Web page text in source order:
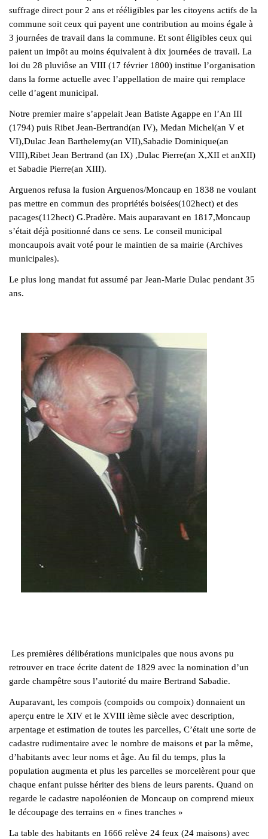
suffrage direct pour 2 ans et rééligibles par les citoyens actifs de la
commune soit ceux qui payent une contribution au moins égale à
3 journées de travail dans la commune. Et sont éligibles ceux qui
paient un impôt au moins équivalent à dix journées de travail. La
loi du 28 pluviôse an VIII (17 février 1800) institue l’organisation
dans la forme actuelle avec l’appellation de maire qui remplace
celle d’agent municipal.
Notre premier maire s’appelait Jean Batiste Agappe en l’An III
(1794) puis Ribet Jean-Bertrand(an IV), Medan Michel(an V et
VI),Dulac Jean Barthelemy(an VII),Sabadie Dominique(an
VIII),Ribet Jean Bertrand (an IX) ,Dulac Pierre(an X,XII et anXII)
et Sabadie Pierre(an XIII).
Arguenos refusa la fusion Arguenos/Moncaup en 1838 ne voulant
pas mettre en commun des propriétés boisées(102hect) et des
pacages(112hect) G.Pradère. Mais auparavant en 1817,Moncaup
s’était déjà positionné dans ce sens. Le conseil municipal
moncaupois avait voté pour le maintien de sa mairie (Archives
municipales).
Le plus long mandat fut assumé par Jean-Marie Dulac pendant 35
ans.
Les premières délibérations municipales que nous avons pu
retrouver en trace écrite datent de 1829 avec la nomination d’un
garde champêtre sous l’autorité du maire Bertrand Sabadie.
Auparavant, les compois (compoids ou compoix) donnaient un
aperçu entre le XIV et le XVIII ième siècle avec description,
arpentage et estimation de toutes les parcelles, C’était une sorte de
cadastre rudimentaire avec le nombre de maisons et par la même,
d’habitants avec leur noms et âge. Au fil du temps, plus la
population augmenta et plus les parcelles se morcelèrent pour que
chaque enfant puisse hériter des biens de leurs parents. Quand on
regarde le cadastre napoléonien de Moncaup on comprend mieux
le découpage des terrains en « fines tranches »
La table des habitants en 1666 relève 24 feux (24 maisons) avec